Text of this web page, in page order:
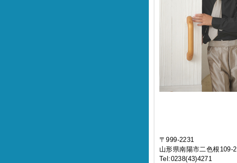
〒999-2231
山形県南陽市二色根109-2
Tel:0238(43)4271